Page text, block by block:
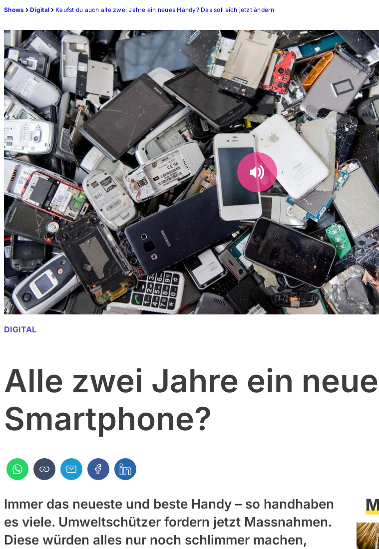
Shows Digital Kaufst du auch alle zwei Jahre ein neues Handy? Das soll sich jetzt ändern
DIGITAL
Alle zwei Jahre ein
Smartphone?
Immer das neueste und beste Handy – so handhaben
es viele. Umweltschützer fordern jetzt Massnahmen.
Diese würden alles nur noch schlimmer machen,